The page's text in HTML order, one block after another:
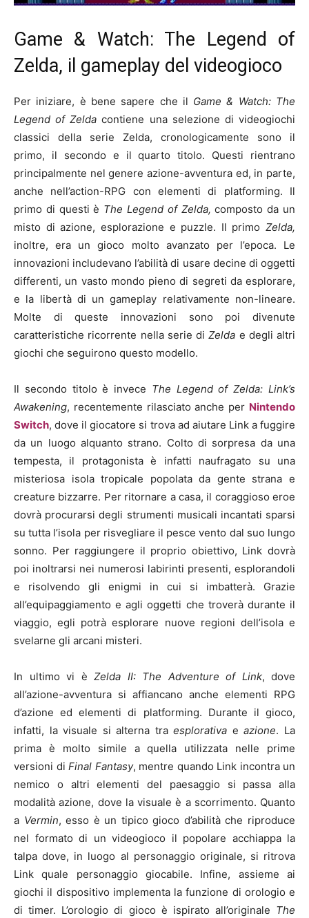
Game & Watch: The Legend of
Zelda, il gameplay del videogioco
Per iniziare, è bene sapere che il Game & Watch: The
Legend of Zelda contiene una selezione di videogiochi
classici della serie Zelda, cronologicamente sono il
primo, il secondo e il quarto titolo. Questi rientrano
principalmente nel genere azione-avventura ed, in parte,
anche nell’action-RPG con elementi di platforming. Il
primo di questi è The Legend of Zelda,composto da un
misto di azione, esplorazione e puzzle. Il primo Zelda,
inoltre, era un gioco molto avanzato per l’epoca. Le
innovazioni includevano l’abilità di usare decine di oggetti
differenti, un vasto mondo pieno di segreti da esplorare,
e la libertà di un gameplay relativamente non-lineare.
Molte di queste innovazioni sono poi divenute
caratteristiche ricorrente nella serie diZelda e degli altri
giochi che seguirono questo modello.
Il secondo titolo è invece The Legend of Zelda: Link’s
Awakening, recentemente rilasciato anche per Nintendo
Switch, dove il giocatore si trova ad aiutare Link a fuggire
da un luogo alquanto strano. Colto di sorpresa da una
tempesta, il protagonista è infatti naufragato su una
misteriosa isola tropicale popolata da gente strana e
creature bizzarre. Per ritornare a casa, il coraggioso eroe
dovrà procurarsi degli strumenti musicali incantati sparsi
su tutta l’isola per risvegliare il pesce vento dal suo lungo
sonno. Per raggiungere il proprio obiettivo, Link dovrà
poi inoltrarsi nei numerosi labirinti presenti, esplorandoli
e risolvendo gli enigmi in cui si imbatterà. Grazie
all’equipaggiamento e agli oggetti che troverà durante il
viaggio, egli potrà esplorare nuove regioni dell’isola e
svelarne gli arcani misteri.
In ultimo vi è Zelda II: The Adventure of Link, dove
all’azione-avventura si affiancano anche elementi RPG
d’azione ed elementi di platforming. Durante il gioco,
infatti, la visuale si alterna traesplorativa eazione. La
prima è molto simile a quella utilizzata nelle prime
versioni di Final Fantasy, mentre quando Link incontra un
nemico o altri elementi del paesaggio si passa alla
modalità azione, dove la visuale è a scorrimento. Quanto
a Vermin, esso è un tipico gioco d’abilità che riproduce
nel formato di un videogioco il popolare acchiappa la
talpa dove, in luogo al personaggio originale, si ritrova
Link quale personaggio giocabile. Infine, assieme ai
giochi il dispositivo implementa la funzione di orologio e
di timer. L’orologio di gioco è ispirato all’originale The